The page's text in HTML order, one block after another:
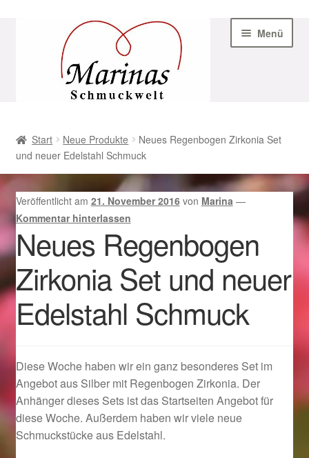
Navigation
Menü
AGB
Beispiel-Seite
Datenschutz
Geschenke zu Ostern 2023
Geschenke zu Ostern 2024
Geschenkideen für Weihnachten 2023
Geschenkideen für Weihnachten 2024
Start Neue Produkte
Neues Regenbogen Zirkonia Set
und neuer Edelstahl Schmuck
Veröffentlicht am 21. November 2016 von Marina —
Kommentar hinterlassen
Neues Regenbogen
Zirkonia Set und neuer
Edelstahl Schmuck
Diese Woche haben wir ein ganz besonderes Set im
Angebot aus Silber mit Regenbogen Zirkonia. Der
Anhänger dieses Sets ist das Startseiten Angebot für
diese Woche. Außerdem haben wir viele neue
Schmuckstücke aus Edelstahl.